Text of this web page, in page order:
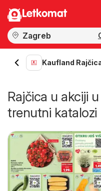
Letkomat
Kaufland
Rajčica u akciji
trenutni katalozi